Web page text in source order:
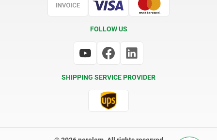
FOLLOW US
SHIPPING SERVICE PROVIDER